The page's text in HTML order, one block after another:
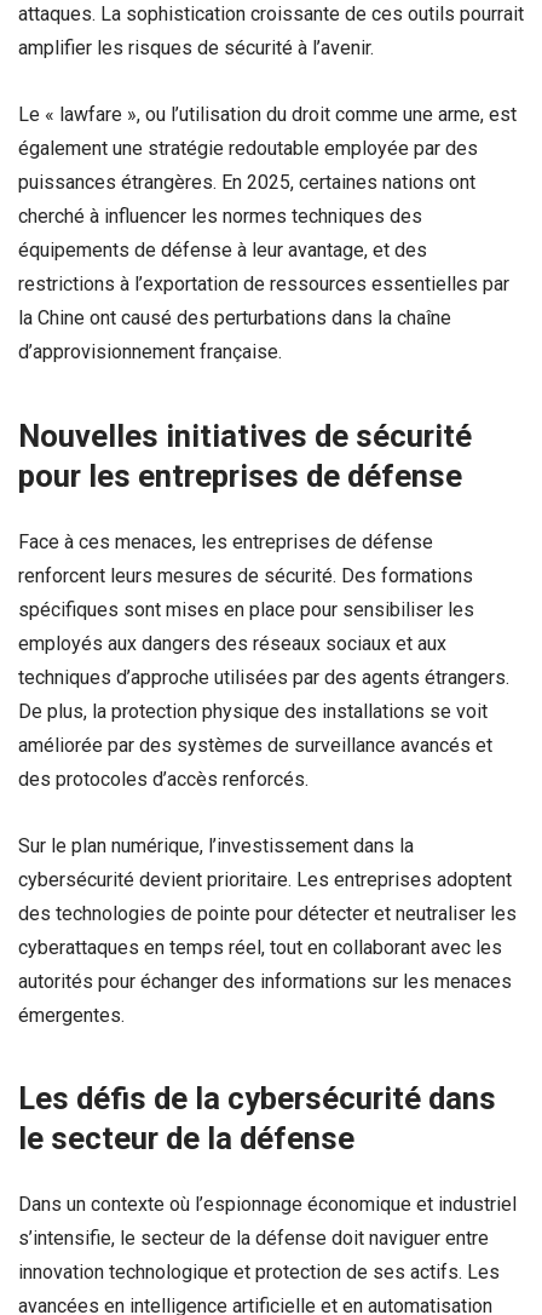
attaques. La sophistication croissante de ces outils pourrait
amplifier les risques de sécurité à l’avenir.
Le « lawfare », ou l’utilisation du droit comme une arme, est
également une stratégie redoutable employée par des
puissances étrangères. En 2025, certaines nations ont
cherché à influencer les normes techniques des
équipements de défense à leur avantage, et des
restrictions à l’exportation de ressources essentielles par
la Chine ont causé des perturbations dans la chaîne
d’approvisionnement française.
Nouvelles initiatives de sécurité
pour les entreprises de défense
Face à ces menaces, les entreprises de défense
renforcent leurs mesures de sécurité. Des formations
spécifiques sont mises en place pour sensibiliser les
employés aux dangers des réseaux sociaux et aux
techniques d’approche utilisées par des agents étrangers.
De plus, la protection physique des installations se voit
améliorée par des systèmes de surveillance avancés et
des protocoles d’accès renforcés.
Sur le plan numérique, l’investissement dans la
cybersécurité devient prioritaire. Les entreprises adoptent
des technologies de pointe pour détecter et neutraliser les
cyberattaques en temps réel, tout en collaborant avec les
autorités pour échanger des informations sur les menaces
émergentes.
Les défis de la cybersécurité dans
le secteur de la défense
Dans un contexte où l’espionnage économique et industriel
s’intensifie, le secteur de la défense doit naviguer entre
innovation technologique et protection de ses actifs. Les
avancées en intelligence artificielle et en automatisation